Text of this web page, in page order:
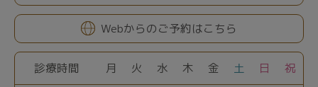
Webからのご予約はこちら
診療時間 月 火 水 木 金 土 日 祝